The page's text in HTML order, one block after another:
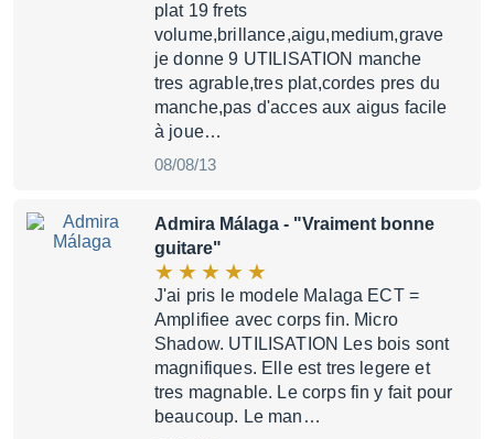
plat 19 frets
volume,brillance,aigu,medium,grave
je donne 9 UTILISATION manche
tres agrable,tres plat,cordes pres du
manche,pas d'acces aux aigus facile
à joue…
08/08/13
Admira Málaga - "Vraiment bonne
guitare"
J'ai pris le modele Malaga ECT =
Amplifiee avec corps fin. Micro
Shadow. UTILISATION Les bois sont
magnifiques. Elle est tres legere et
tres magnable. Le corps fin y fait pour
beaucoup. Le man…